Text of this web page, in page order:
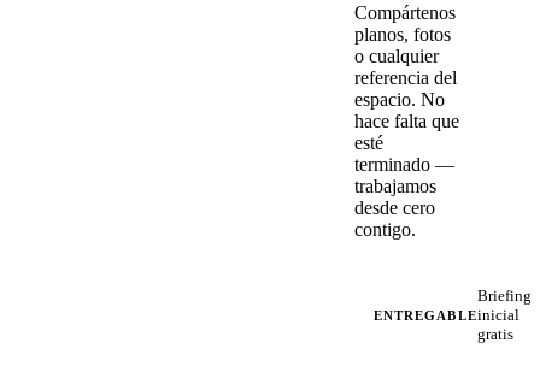
Compártenos
planos, fotos
o cualquier
referencia del
espacio. No
hace falta que
esté
terminado —
trabajamos
desde cero
contigo.
ENTREGABLE
Briefing
inicial
gratis